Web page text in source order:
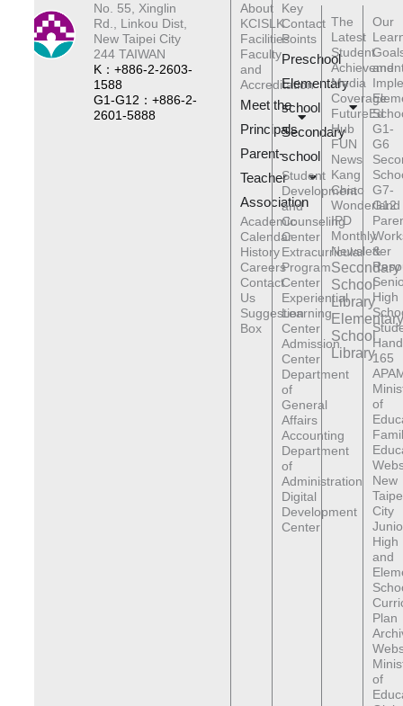
No. 55, Xinglin
Rd., Linkou Dist,
New Taipei City
244 TAIWAN
K：+886-2-2603-
1588
G1-G12：+886-2-
2601-5888
About
KCISLK
Facilities
Faculty
and
Accreditation
Meet the
Principals
Parent-
Teacher
Association
Academic
Calendar
History
Careers
Contact
Us
Suggestion
Box
Key
Contact
Points
Preschool
Elementary
school
Secondary
school
Student
Development
and
Counseling
Center
Extracurricular
Program
Center
Experiential
Learning
Center
Admission
Center
Department
of
General
Affairs
Accounting
Department
of
Administration
Digital
Development
Center
The
Latest
Student
Media
Coverage
FutureEd
Hub
FUN
News
Kang
Chiao
Wonderland
IPD
Monthly
Newsletter
Secondary
School
Library
Elementary
School
Library
Our
and
G1-
G6
G7-
G12
&
High
165
of
New
City
High
and
Plan
of